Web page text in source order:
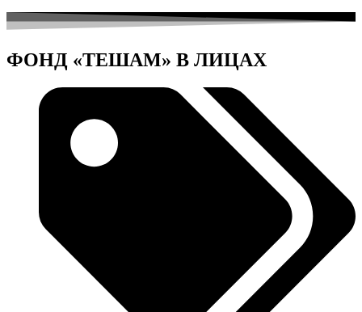
ФОНД «ТЕШАМ» В ЛИЦАХ